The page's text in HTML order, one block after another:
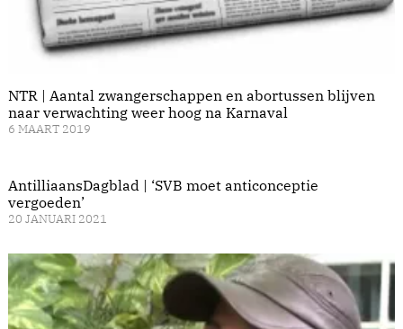
NTR | Aantal zwangerschappen en abortussen blijven
naar verwachting weer hoog na Karnaval
6 MAART 2019
AntilliaansDagblad | ‘SVB moet anticonceptie
vergoeden’
20 JANUARI 2021